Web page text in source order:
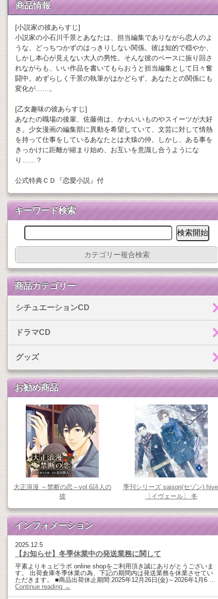
商品情報
[小説家の彼あらすじ]
小説家の小石川千景とあなたは、担当編集でありながら恋人のよ
うな、どっちつかずのはっきりしない関係。彼は知的で穏やか、
しかし本心が見えない大人の男性。そんな彼のペースに振り回さ
れながらも、いい作品を書いてもらおうと担当編集として日々奮
闘中。めずらしく千景の執筆がはかどらず、あなたとの関係にも
変化が……。
[乙女趣味の彼あらすじ]
あなたの職場の後輩、佐藤侑は、かわいいものやスイーツが大好
き。少女漫画の編集部に異動を希望していて、文芸に対して情熱
を持って仕事をしているあなたとは犬猿の仲。しかし、ある事を
きっかけに距離が縮まり始め、お互いを意識し合うようにな
り……？
公式特典ＣＤ『恋愛小説』付
キーワード検索
カテゴリー複合検索
商品カテゴリー
シチュエーションCD
ドラマCD
グッズ
お勧め商品
大正浪漫 ～禁断の恋～vol.6詩人の
彼
季刊シリーズ saison(セゾン)
〔イヴェール〕 冬
インフォメーション
2025.12.5
【お知らせ】冬季休業中の発送業務に関して
平素よりキュピラボ online shopをご利用頂き誠にありがとうございま
す。 出荷倉庫冬季休業の為、下記の期間内は発送業務を休業させてい
ただきます。 ■商品出荷休止期間:2025年12月26日(金)～2026年1月6 …
Continue reading →